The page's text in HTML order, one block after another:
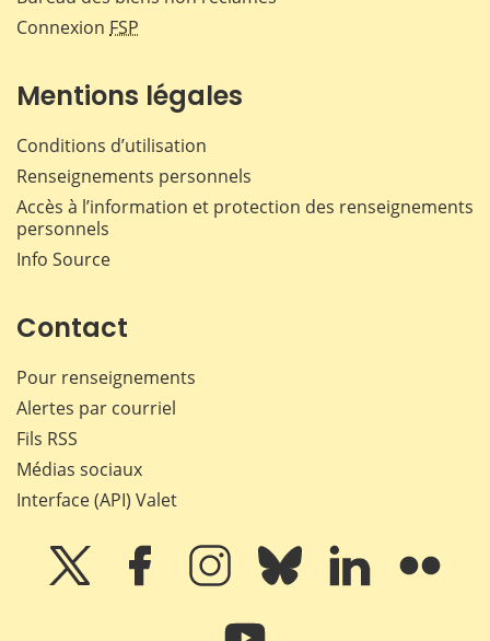
Connexion FSP
Mentions légales
Conditions d’utilisation
Renseignements personnels
Accès à l’information et protection des renseignements
personnels
Info Source
Contact
Pour renseignements
Alertes par courriel
Fils RSS
Médias sociaux
Interface (API) Valet